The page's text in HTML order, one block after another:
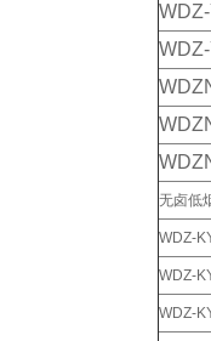
无卤低
WDZ-
WDZ-
WDZ-